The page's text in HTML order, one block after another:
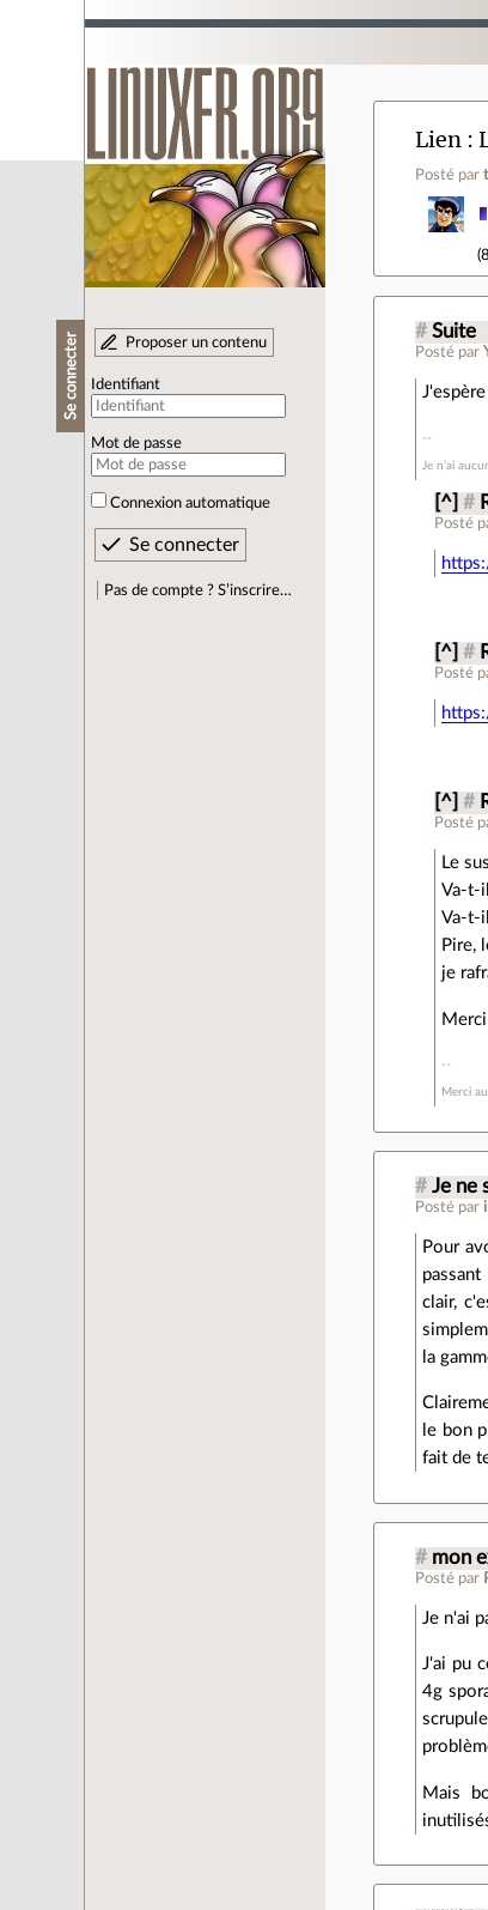
Se connecter Proposer un contenu
Identifiant
Mot de passe
Connexion automatique
Pas de compte ? S’inscrire…
Lien
Posté par
(
# Suite
Posté par
Je n’ai
[^] #
Posté
[^] #
Posté
[^] #
Posté
Le
Va-t-
Va-t-
Pire,
je
Merci
# Je ne
Posté par
Pour
clair,
la
le bon
fait de
# mon
Posté par
Je n'ai
J'ai pu
4g
Mais